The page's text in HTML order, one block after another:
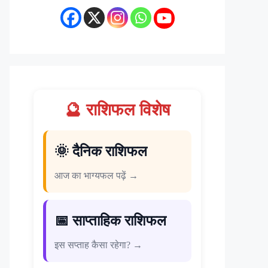
🔮 राशिफल विशेष
🌞 दैनिक राशिफल
आज का भाग्यफल पढ़ें →
📅 साप्ताहिक राशिफल
इस सप्ताह कैसा रहेगा? →